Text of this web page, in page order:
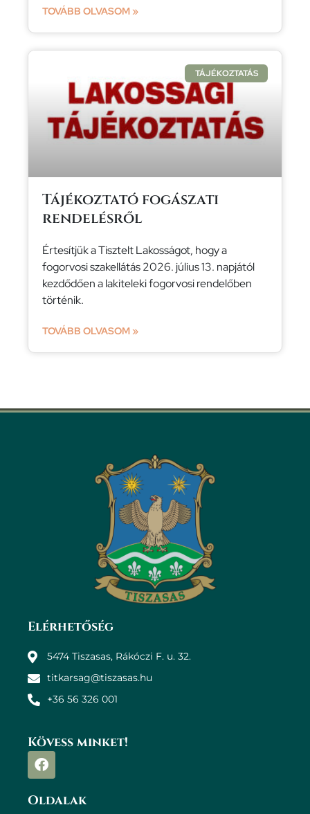
TOVÁBB OLVASOM »
TÁJÉKOZTATÁS
Tájékoztató fogászati
rendelésről
Értesítjük a Tisztelt Lakosságot, hogy a
fogorvosi szakellátás 2026. július 13. napjától
kezdődően a lakiteleki fogorvosi rendelőben
történik.
TOVÁBB OLVASOM »
Elérhetőség
5474 Tiszasas, Rákóczi F. u. 32.
titkarsag@tiszasas.hu
+36 56 326 001
Kövess minket!
Oldalak